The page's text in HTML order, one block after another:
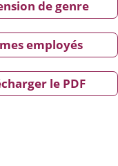
de genre
employés
le PDF